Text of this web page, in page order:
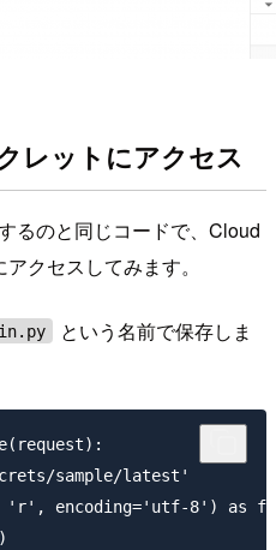
レットにアクセス
るのと同じコードで、Cloud
クセスしてみます。
という名前で保存しま
sample/latest'
encoding='utf-8') as f: